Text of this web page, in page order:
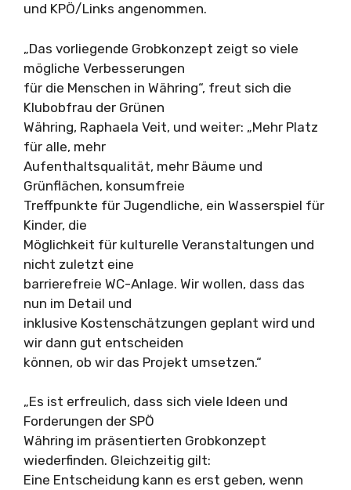
und KPÖ/Links angenommen.
„Das vorliegende Grobkonzept zeigt so viele
mögliche Verbesserungen
für die Menschen in Währing“, freut sich die
Klubobfrau der Grünen
Währing, Raphaela Veit, und weiter: „Mehr Platz
für alle, mehr
Aufenthaltsqualität, mehr Bäume und
Grünflächen, konsumfreie
Treffpunkte für Jugendliche, ein Wasserspiel für
Kinder, die
Möglichkeit für kulturelle Veranstaltungen und
nicht zuletzt eine
barrierefreie WC-Anlage. Wir wollen, dass das
nun im Detail und
inklusive Kostenschätzungen geplant wird und
wir dann gut entscheiden
können, ob wir das Projekt umsetzen.“
„Es ist erfreulich, dass sich viele Ideen und
Forderungen der SPÖ
Währing im präsentierten Grobkonzept
wiederfinden. Gleichzeitig gilt:
Eine Entscheidung kann es erst geben, wenn